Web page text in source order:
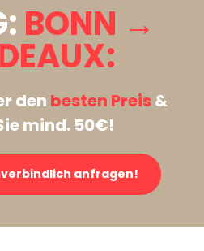
BONN →
den besten Preis&
mind. 50€!
anfragen!